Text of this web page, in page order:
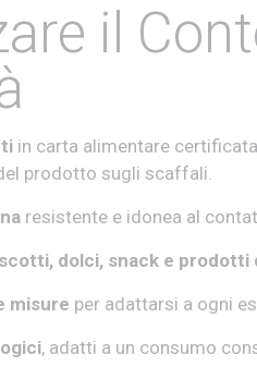
il
in carta alimentare
prodotto sugli scaffali.
resistente e idonea al
dolci, snack e prodotti
misure per adattarsi a ogni
, adatti a un consumo